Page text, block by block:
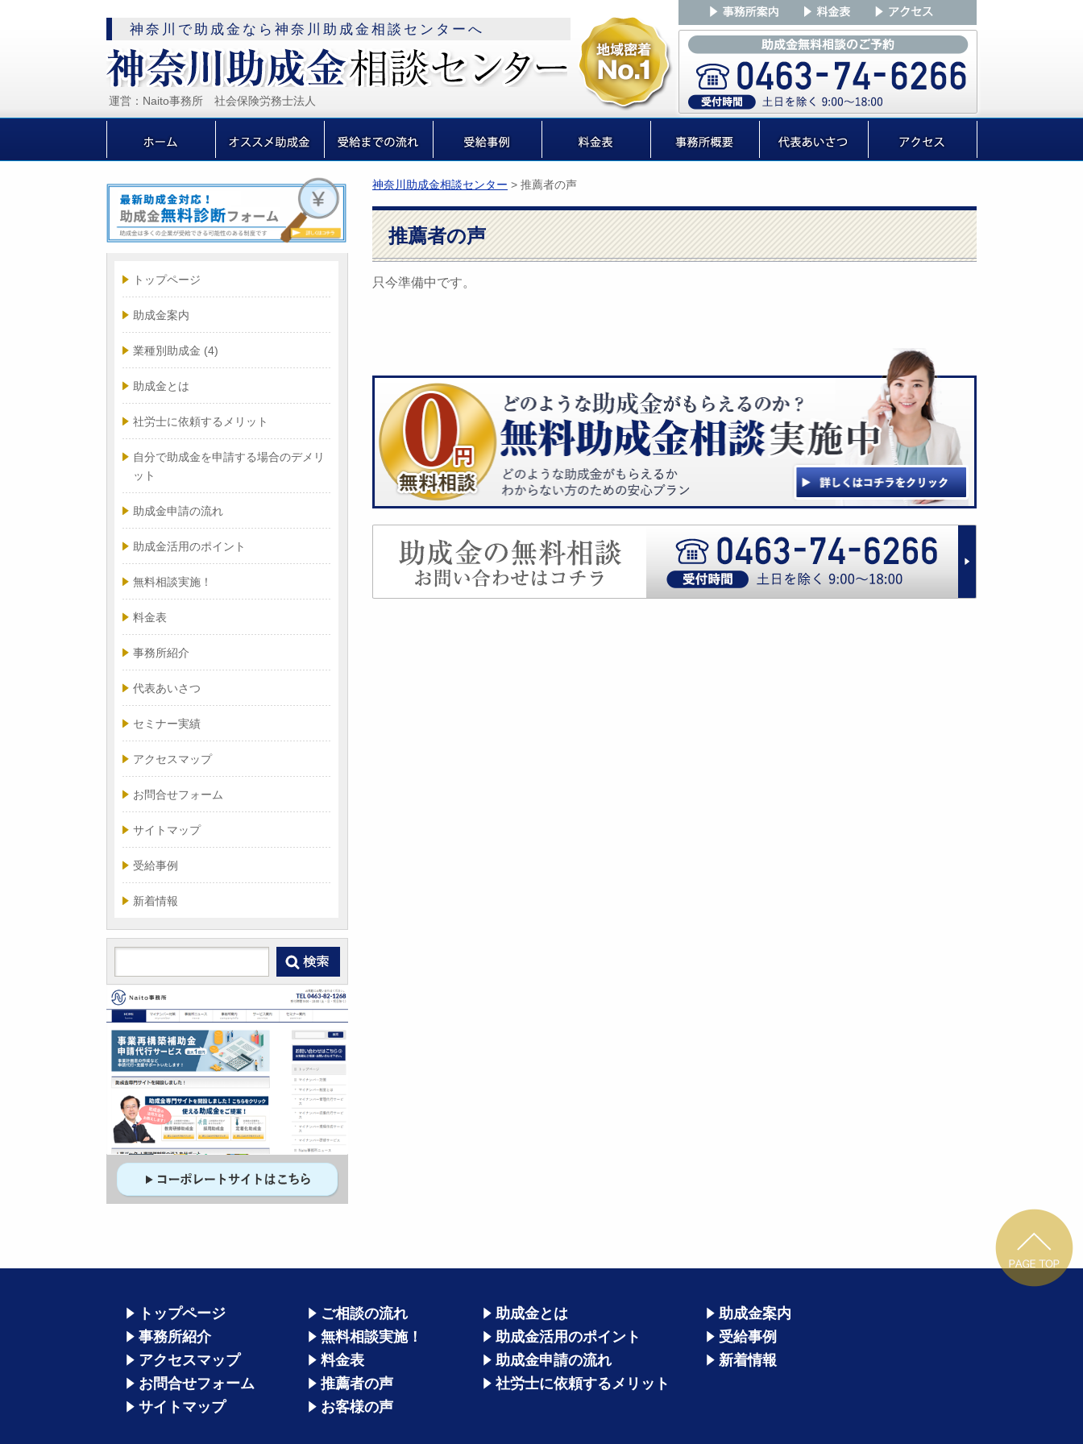
神奈川で助成金なら神奈川助成金相談センターへ
運営：Naito事務所 社会保険労務士法人
神奈川助成金相談センター > 推薦者の声
推薦者の声
只今準備中です。
トップページ
助成金案内
業種別助成金 (4)
助成金とは
社労士に依頼するメリット
自分で助成金を申請する場合のデメリ
ット
助成金申請の流れ
助成金活用のポイント
無料相談実施！
料金表
事務所紹介
代表あいさつ
セミナー実績
アクセスマップ
お問合せフォーム
サイトマップ
受給事例
新着情報
トップページ
事務所紹介
アクセスマップ
お問合せフォーム
サイトマップ
ご相談の流れ
無料相談実施！
料金表
推薦者の声
お客様の声
助成金とは
助成金活用のポイント
助成金申請の流れ
社労士に依頼するメリット
助成金案内
受給事例
新着情報